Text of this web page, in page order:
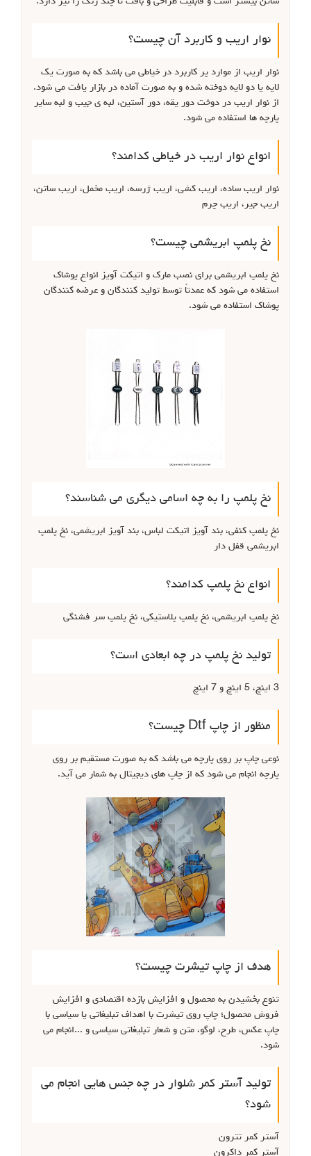
نوار اریب و کاربرد آن چیست؟
نوار اریب از موارد پر کاربرد در خیاطی می باشد که به صورت یک
لایه یا دو لایه دوخته شده و به صورت آماده در بازار یافت می شود.
از نوار اریب در دوخت دور یقه، دور آستین، لبه ی جیب و لبه سایر
پارچه ها استفاده می شود.
انواع نوار اریب در خیاطی کدامند؟
نوار اریب ساده، اریب کشی، اریب ژرسه، اریب مخمل، اریب ساتن،
اریب جیر، اریب چرم
نخ پلمپ ابریشمی چیست؟
نخ پلمپ ابریشمی برای نصب مارک و اتیکت آویز انواع پوشاک
استفاده می شود که عمدتاً توسط تولید کنندگان و عرضه کنندگان
پوشاک استفاده می شود.
نخ پلمپ را به چه اسامی دیگری می شناسند؟
نخ پلمپ کنفی، بند آویز اتیکت لباس، بند آویز ابریشمی، نخ پلمپ
ابریشمی قفل دار
انواع نخ پلمپ کدامند؟
نخ پلمپ ابریشمی، نخ پلمپ پلاستیکی، نخ پلمپ سر فشنگی
تولید نخ پلمپ در چه ابعادی است؟
3 اینچ، 5 اینچ و 7 اینچ
منظور از چاپ Dtf چیست؟
نوعی چاپ بر روی پارچه می باشد که به صورت مستقیم بر روی
پارچه انجام می شود که از چاپ های دیجیتال به شمار می آید.
هدف از چاپ تیشرت چیست؟
تنوع بخشیدن به محصول و افزایش بازده اقتصادی و افزایش
فروش محصول؛ چاپ روی تیشرت با اهداف تبلیغاتی یا سیاسی با
چاپ عکس، طرح، لوگو، متن و شعار تبلیغاتی سیاسی و ...انجام می
شود.
تولید آستر کمر شلوار در چه جنس هایی انجام می
شود؟
آستر کمر تترون
آستر کمر داکرون